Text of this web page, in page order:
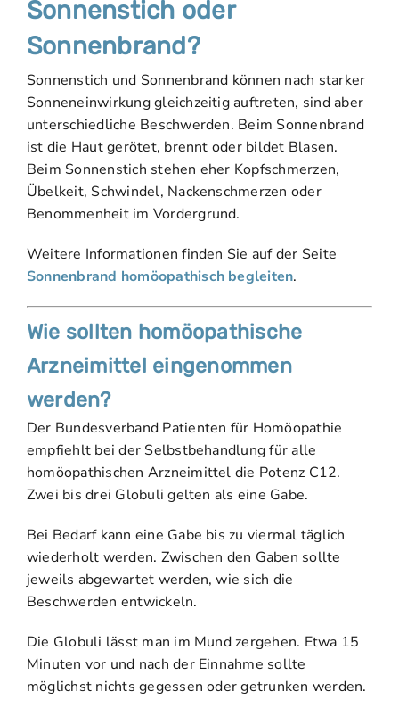
Sonnenstich oder
Sonnenbrand?
Sonnenstich und Sonnenbrand können nach starker
Sonneneinwirkung gleichzeitig auftreten, sind aber
unterschiedliche Beschwerden. Beim Sonnenbrand
ist die Haut gerötet, brennt oder bildet Blasen.
Beim Sonnenstich stehen eher Kopfschmerzen,
Übelkeit, Schwindel, Nackenschmerzen oder
Benommenheit im Vordergrund.
Weitere Informationen finden Sie auf der Seite
Sonnenbrand homöopathisch begleiten.
Wie sollten homöopathische
Arzneimittel eingenommen
werden?
Der Bundesverband Patienten für Homöopathie
empfiehlt bei der Selbstbehandlung für alle
homöopathischen Arzneimittel die Potenz C12.
Zwei bis drei Globuli gelten als eine Gabe.
Bei Bedarf kann eine Gabe bis zu viermal täglich
wiederholt werden. Zwischen den Gaben sollte
jeweils abgewartet werden, wie sich die
Beschwerden entwickeln.
Die Globuli lässt man im Mund zergehen. Etwa 15
Minuten vor und nach der Einnahme sollte
möglichst nichts gegessen oder getrunken werden.